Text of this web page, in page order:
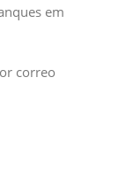
em
correo